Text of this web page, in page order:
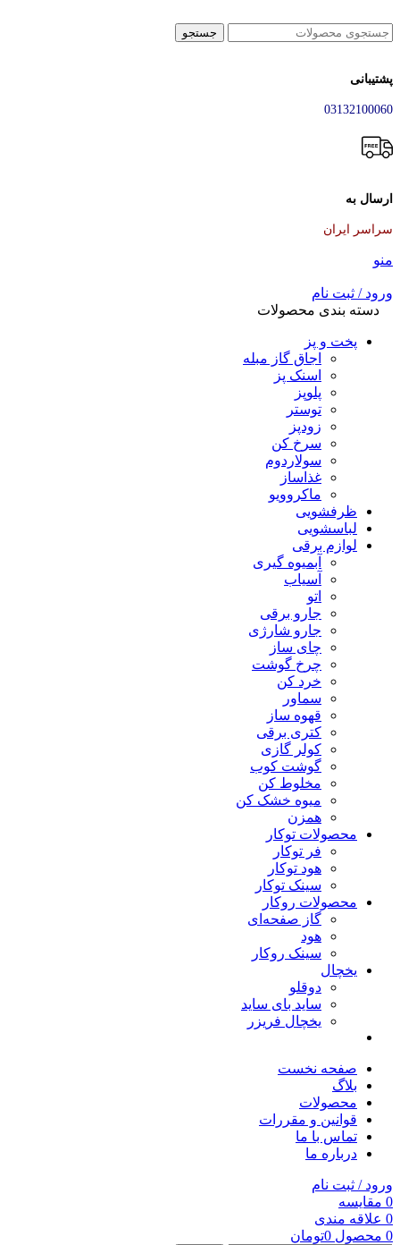
جستجو
پشتیبانی
03132100060
ارسال به
سراسر ایران
منو
ورود / ثبت نام
دسته بندی محصولات
پخت و پز
اجاق گاز مبله
اسنک پز
پلوپز
توستر
زودپز
سرخ کن
سولاردوم
غذاساز
ماکروویو
ظرفشویی
لباسشویی
لوازم برقی
آبمیوه گیری
آسیاب
اتو
جارو برقی
جارو شارژی
چای ساز
چرخ گوشت
خرد کن
سماور
قهوه ساز
کتری برقی
کولر گازی
گوشت کوب
مخلوط کن
میوه خشک کن
همزن
محصولات توکار
فر توکار
هود توکار
سینک توکار
محصولات روکار
گاز صفحه‌ای
هود
سینک روکار
یخچال
دوقلو
ساید بای ساید
یخچال فریزر
صفحه نخست
بلاگ
محصولات
قوانین و مقررات
تماس با ما
درباره ما
ورود / ثبت نام
0 مقایسه
0 علاقه مندی
0 محصول 0تومان